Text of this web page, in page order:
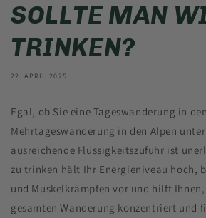
SOLLTE MAN
TRINKEN?
22. APRIL 2025
Egal, ob Sie eine Tageswanderung in
Mehrtageswanderung in den Alpen
ausreichende Flüssigkeitszufuhr ist
zu trinken hält Ihr Energieniveau hoch,
und Muskelkrämpfen vor und hilft
gesamten Wanderung konzentriert und